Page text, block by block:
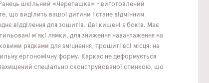
шкільний «Черепашка» - виготовлений
що виділить вашої дитини і стане відмінним
відділення для зошитів. Дві кишені з боків. Має
м'які лямки, для зниження навантаження на
рядками для зміцнення, прошиті всі місця, на
ергономічну форму. Каркас не деформується
спеціально сконструйованої спинкою, що